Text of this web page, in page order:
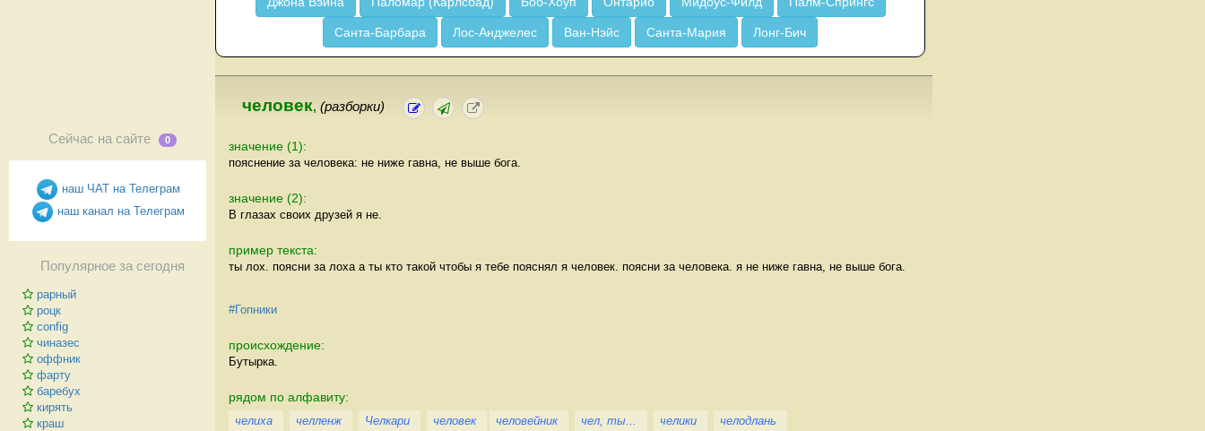
Сейчас на сайте 0
наш ЧАТ на Телеграм
наш канал на Телеграм
Популярное за сегодня
рарный
роцк
config
чиназес
оффник
фарту
баребух
кирять
краш
Санта-Барбара Лос-Анджелес Ван-Нэйс Санта-Мария Лонг-Бич
человек, (разборки)
значение (1):
пояснение за человека: не ниже гавна, не выше бога.
значение (2):
В глазах своих друзей я не.
пример текста:
ты лох. поясни за лоха а ты кто такой чтобы я тебе пояснял я человек. поясни за человека. я не ниже гавна, не выше бога.
#Гопники
происхождение:
Бутырка.
рядом по алфавиту:
челиха челленж Челкари человек человейник чел, ты... челики
челодлань